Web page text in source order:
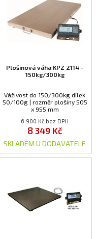
Plošinová váha KPZ 2114 -
150kg/300kg
Váživost do 150/300kg dílek
50/100g | rozměr plošiny 505
x 955 mm
6 900 Kč bez DPH
8 349 Kč
SKLADEM U DODAVATELE